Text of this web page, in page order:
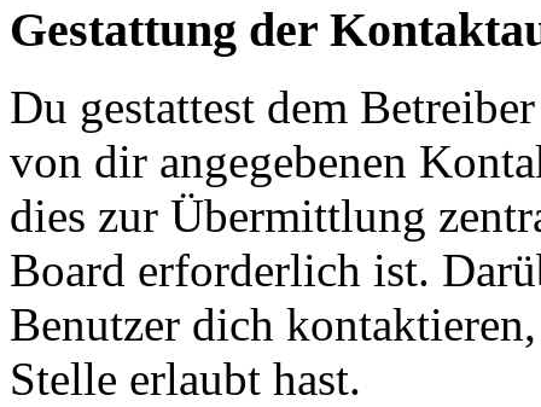
Gestattung der
Du gestattest dem
von dir angegebenen
dies zur Übermittlung
Board erforderlich ist.
Benutzer dich
Stelle erlaubt hast.